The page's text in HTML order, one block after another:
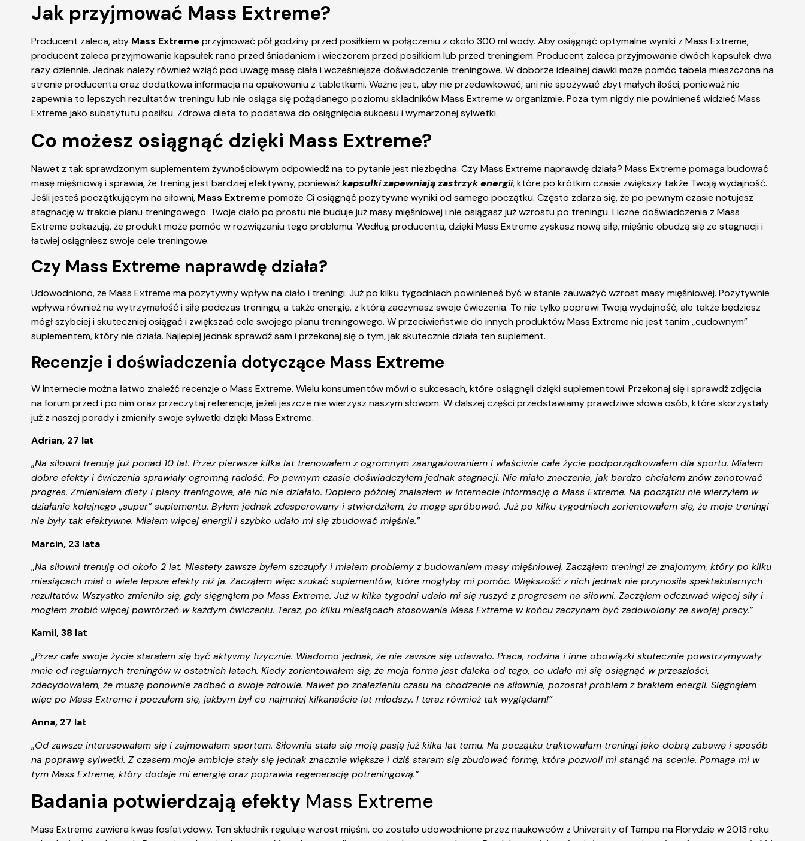
Jak przyjmować Mass Extreme?
Producent zaleca, aby Mass Extreme przyjmować pół godziny przed posiłkiem w połączeniu z około 300 ml wody. Aby osiągnąć optymalne wyniki z Mass Extreme,
producent zaleca przyjmowanie kapsułek rano przed śniadaniem i wieczorem przed posiłkiem lub przed treningiem. Producent zaleca przyjmowanie dwóch kapsułek dwa
razy dziennie. Jednak należy również wziąć pod uwagę masę ciała i wcześniejsze doświadczenie treningowe. W doborze idealnej dawki może pomóc tabela mieszczona na
stronie producenta oraz dodatkowa informacja na opakowaniu z tabletkami. Ważne jest, aby nie przedawkować, ani nie spożywać zbyt małych ilości, ponieważ nie
zapewnia to lepszych rezultatów treningu lub nie osiąga się pożądanego poziomu składników Mass Extreme w organizmie. Poza tym nigdy nie powinieneś widzieć Mass
Extreme jako substytutu posiłku. Zdrowa dieta to podstawa do osiągnięcia sukcesu i wymarzonej sylwetki.
Co możesz osiągnąć dzięki Mass Extreme?
Nawet z tak sprawdzonym suplementem żywnościowym odpowiedź na to pytanie jest niezbędna. Czy Mass Extreme naprawdę działa? Mass Extreme pomaga budować
masę mięśniową i sprawia, że trening jest bardziej efektywny, ponieważkapsułki zapewniają zastrzyk energii, które po krótkim czasie zwiększy także Twoją wydajność.
Jeśli jesteś początkującym na siłowni, Mass Extreme pomoże Ci osiągnąć pozytywne wyniki od samego początku. Często zdarza się, że po pewnym czasie notujesz
stagnację w trakcie planu treningowego. Twoje ciało po prostu nie buduje już masy mięśniowej i nie osiągasz już wzrostu po treningu. Liczne doświadczenia z Mass
Extreme pokazują, że produkt może pomóc w rozwiązaniu tego problemu. Według producenta, dzięki Mass Extreme zyskasz nową siłę, mięśnie obudzą się ze stagnacji i
łatwiej osiągniesz swoje cele treningowe.
Czy Mass Extreme naprawdę działa?
Udowodniono, że Mass Extreme ma pozytywny wpływ na ciało i treningi. Już po kilku tygodniach powinieneś być w stanie zauważyć wzrost masy mięśniowej. Pozytywnie
wpływa również na wytrzymałość i siłę podczas treningu, a także energię, z którą zaczynasz swoje ćwiczenia. To nie tylko poprawi Twoją wydajność, ale także będziesz
mógł szybciej i skuteczniej osiągać i zwiększać cele swojego planu treningowego. W przeciwieństwie do innych produktów Mass Extreme nie jest tanim „cudownym”
suplementem, który nie działa. Najlepiej jednak sprawdź sam i przekonaj się o tym, jak skutecznie działa ten suplement.
Recenzje i doświadczenia dotyczące Mass Extreme
W Internecie można łatwo znaleźć recenzje o Mass Extreme. Wielu konsumentów mówi o sukcesach, które osiągnęli dzięki suplementowi. Przekonaj się i sprawdź zdjęcia
na forum przed i po nim oraz przeczytaj referencje, jeżeli jeszcze nie wierzysz naszym słowom. W dalszej części przedstawiamy prawdziwe słowa osób, które skorzystały
już z naszej porady i zmieniły swoje sylwetki dzięki Mass Extreme.
Adrian, 27 lat
„Na siłowni trenuję już ponad 10 lat. Przez pierwsze kilka lat trenowałem z ogromnym zaangażowaniem i właściwie całe życie podporządkowałem dla sportu. Miałem
dobre efekty i ćwiczenia sprawiały ogromną radość. Po pewnym czasie doświadczyłem jednak stagnacji. Nie miało znaczenia, jak bardzo chciałem znów zanotować
progres. Zmieniałem diety i plany treningowe, ale nic nie działało. Dopiero później znalazłem w internecie informację o Mass Extreme. Na początku nie wierzyłem w
działanie kolejnego „super” suplementu. Byłem jednak zdesperowany i stwierdziłem, że mogę spróbować. Już po kilku tygodniach zorientowałem się, że moje treningi
nie były tak efektywne. Miałem więcej energii i szybko udało mi się zbudować mięśnie.”
Marcin, 23 lata
„Na siłowni trenuję od około 2 lat. Niestety zawsze byłem szczupły i miałem problemy z budowaniem masy mięśniowej. Zacząłem treningi ze znajomym, który po kilku
miesiącach miał o wiele lepsze efekty niż ja. Zacząłem więc szukać suplementów, które mogłyby mi pomóc. Większość z nich jednak nie przynosiła spektakularnych
rezultatów. Wszystko zmieniło się, gdy sięgnąłem po Mass Extreme. Już w kilka tygodni udało mi się ruszyć z progresem na siłowni. Zacząłem odczuwać więcej siły i
mogłem zrobić więcej powtórzeń w każdym ćwiczeniu. Teraz, po kilku miesiącach stosowania Mass Extreme w końcu zaczynam być zadowolony ze swojej pracy.”
Kamil, 38 lat
„Przez całe swoje życie starałem się być aktywny fizycznie. Wiadomo jednak, że nie zawsze się udawało. Praca, rodzina i inne obowiązki skutecznie powstrzymywały
mnie od regularnych treningów w ostatnich latach. Kiedy zorientowałem się, że moja forma jest daleka od tego, co udało mi się osiągnąć w przeszłości,
zdecydowałem, że muszę ponownie zadbać o swoje zdrowie. Nawet po znalezieniu czasu na chodzenie na siłownie, pozostał problem z brakiem energii. Sięgnąłem
więc po Mass Extreme i poczułem się, jakbym był co najmniej kilkanaście lat młodszy. I teraz również tak wyglądam!”
Anna, 27 lat
„Od zawsze interesowałam się i zajmowałam sportem. Siłownia stała się moją pasją już kilka lat temu. Na początku traktowałam treningi jako dobrą zabawę i sposób
na poprawę sylwetki. Z czasem moje ambicje stały się jednak znacznie większe i dziś staram się zbudować formę, która pozwoli mi stanąć na scenie. Pomaga mi w
tym Mass Extreme, który dodaje mi energię oraz poprawia regenerację potreningową.”
Badania potwierdzają efekty Mass Extreme
Mass Extreme zawiera kwas fosfatydowy. Ten składnik reguluje wzrost mięśni, co zostało udowodnione przez naukowców z University of Tampa na Florydzie w 2013 roku